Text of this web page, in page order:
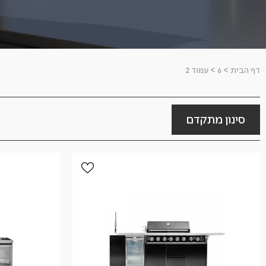
דף הבית >
6
> עמוד 2
סינון מתקדם